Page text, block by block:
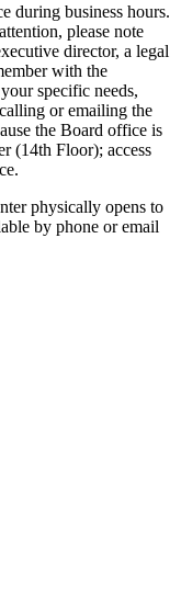
during business hours.
please note
director, a legal
with the
specific needs,
or emailing the
the Board office is
(14th Floor); access
physically opens to
by phone or email